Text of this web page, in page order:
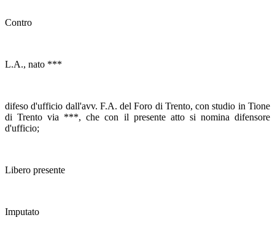
Contro
L.A., nato ***
difeso d'ufficio dall'avv. F.A. del Foro di Trento, con studio in Tione
di Trento via ***, che con il presente atto si nomina difensore
d'ufficio;
Libero presente
Imputato